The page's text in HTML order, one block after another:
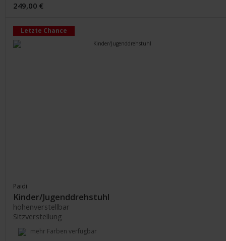
249,00 €
Letzte Chance
Paidi
Kinder/Jugenddrehstuhl
höhenverstellbar
Sitzverstellung
mehr Farben verfügbar